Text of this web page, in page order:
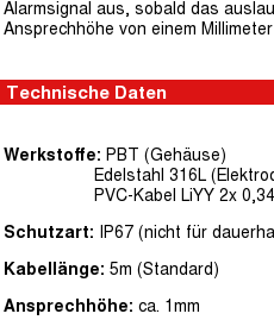
Alarmsignal aus, sobald das
Ansprechhöhe von einem
Technische Daten
Werkstoffe: PBT (Gehäuse)
Edelstahl 316L
PVC-Kabel LiYY 2x
Schutzart: IP67 (nicht für
Kabellänge: 5m (Standard)
Ansprechhöhe: ca. 1mm